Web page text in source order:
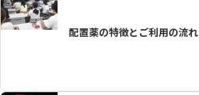
配置薬の特徴とご利用の流れ